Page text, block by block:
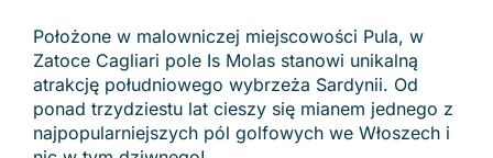
Położone w malowniczej miejscowości Pula, w
Zatoce Cagliari pole Is Molas stanowi unikalną
atrakcję południowego wybrzeża Sardynii. Od
ponad trzydziestu lat cieszy się mianem jednego z
najpopularniejszych pól golfowych we Włoszech i